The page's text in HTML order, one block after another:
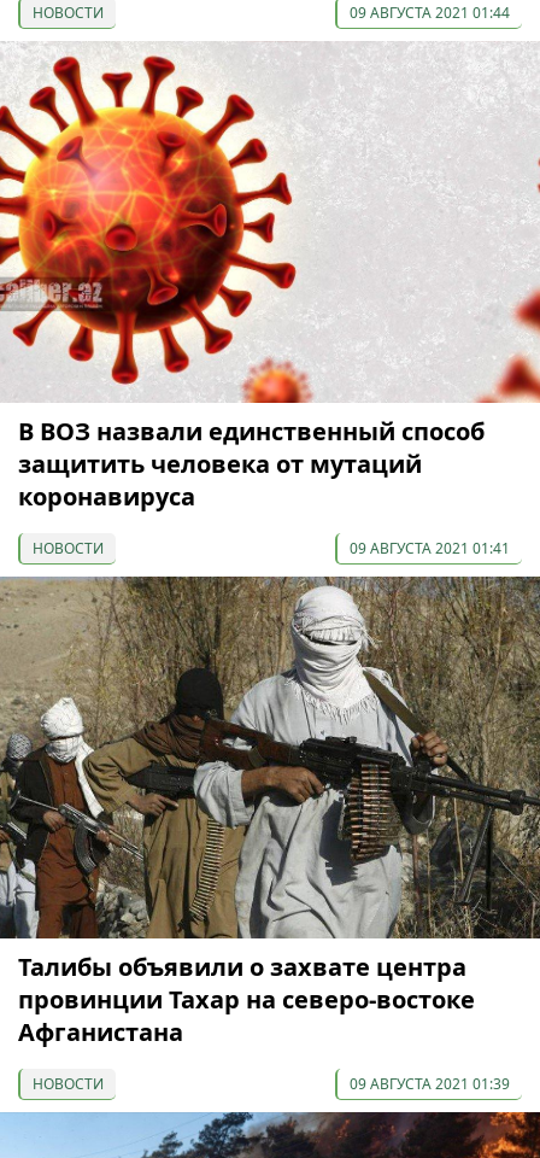
НОВОСТИ 09 АВГУСТА 2021 01:44
В ВОЗ назвали единственный способ
защитить человека от мутаций
коронавируса
НОВОСТИ 09 АВГУСТА 2021 01:41
Талибы объявили о захвате центра
провинции Тахар на северо-востоке
Афганистана
НОВОСТИ 09 АВГУСТА 2021 01:39